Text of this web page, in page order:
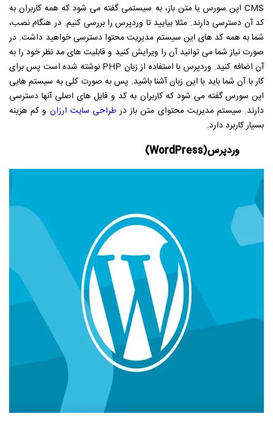
CMS اپن سورس یا متن باز، به سیستمی گفته می شود که همه کاربران به
کد آن دسترسی دارند. مثلا بیایید تا وردپرس را بررسی کنیم. در هنگام نصب،
شما به همه کد های این سیستم مدیریت محتوا دسترسی خواهید داشت. در
صورت نیاز شما می توانید آن را ویرایش کنید و قابلیت های مد نظر خود را به
آن اضافه کنید. وردپرس با استفاده از زبان PHP نوشته شده است پس برای
کار با آن شما باید با این زبان آشنا باشید. پس به صورت کلی به سیستم هایی
اپن سورس گفته می شود که کاربران به کد و فایل های اصلی آنها دسترسی
دارند. سیستم مدیریت محتوای متن باز درطراحی سایت ارزان و کم هزینه
بسیار کاربرد دارد.
وردپرس(WordPress)